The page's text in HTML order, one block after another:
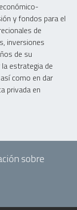
y fondos para el
de
inversiones
de su
estrategia de
como en dar
privada en
sobre